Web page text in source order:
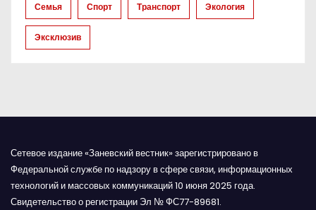
с
я
Семья Спорт Транспорт Экология
Эксклюзив
Сетевое издание «Заневский вестник» зарегистрировано в
Федеральной службе по надзору в сфере связи, информационных
технологий и массовых коммуникаций 10 июня 2025 года.
Свидетельство о регистрации Эл № ФС77-89681.